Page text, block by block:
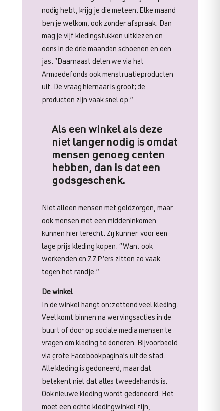
nodig hebt, krijg je die meteen. Elke maand
ben je welkom, ook zonder afspraak. Dan
mag je vijf kledingstukken uitkiezen en
eens in de drie maanden schoenen en een
jas. “Daarnaast delen we via het
Armoedefonds ook menstruatieproducten
uit. De vraag hiernaar is groot; de
producten zijn vaak snel op.”
Als een winkel als deze
niet langer nodig is omdat
mensen genoeg centen
hebben, dan is dat een
godsgeschenk.
Niet alleen mensen met geldzorgen, maar
ook mensen met een middeninkomen
kunnen hier terecht. Zij kunnen voor een
lage prijs kleding kopen. “Want ook
werkenden en ZZP’ers zitten zo vaak
tegen het randje.”
De winkel
In de winkel hangt ontzettend veel kleding.
Veel komt binnen na wervingsacties in de
buurt of door op sociale media mensen te
vragen om kleding te doneren. Bijvoorbeeld
via grote Facebookpagina’s uit de stad.
Alle kleding is gedoneerd, maar dat
betekent niet dat alles tweedehands is.
Ook nieuwe kleding wordt gedoneerd. Het
moet een echte kledingwinkel zijn,